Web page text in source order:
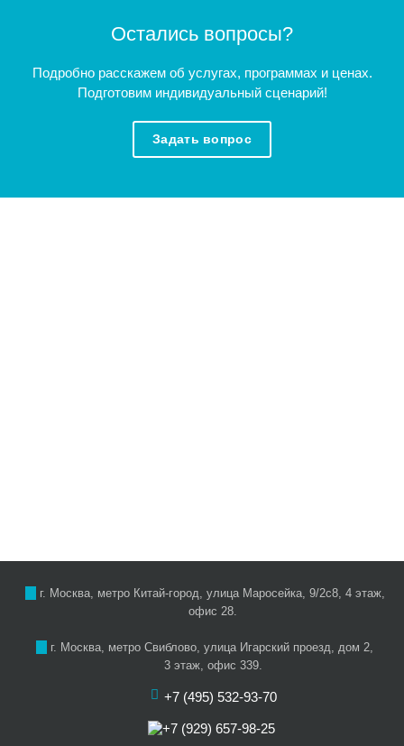
Остались вопросы?
Подробно расскажем об услугах, программах и ценах.
Подготовим индивидуальный сценарий!
Задать вопрос
г. Москва, метро Китай-город, улица Маросейка, 9/2с8, 4 этаж,
офис 28.
г. Москва, метро Свиблово, улица Игарский проезд, дом 2,
3 этаж, офис 339.
+7 (495) 532-93-70
+7 (929) 657-98-25